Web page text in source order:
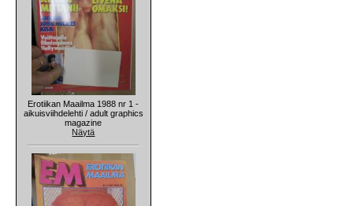
Erotiikan Maailma 1988 nr 1 -
aikuisviihdelehti / adult graphics
magazine
Näytä